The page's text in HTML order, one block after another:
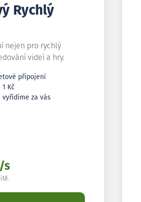
Rychlý
nejen pro rychlý
videí a hry.
připojení
Kč
vyřídíme za vás
s